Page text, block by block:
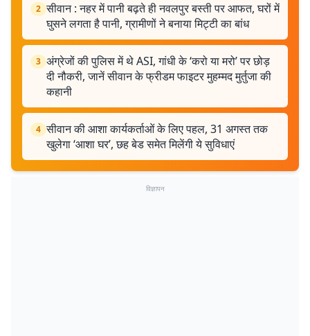
2 सीवान : नहर में पानी बढ़ते ही नवलपुर बस्ती पर आफत, घरों में
घुसने लगता है पानी, ग्रामीणों ने बनाया मिट्टी का बांध
3 अंग्रेजों की पुलिस में थे ASI, गांधी के ‘करो या मरो’ पर छोड़
दी नौकरी, जानें सीवान के फ्रीडम फाइटर मुहम्मद मुर्तुजा की
कहानी
4 सीवान की आशा कार्यकर्ताओं के लिए पहल, 31 अगस्त तक
खुलेगा ‘आशा घर’, छह बेड समेत मिलेंगी ये सुविधाएं
विज्ञापन